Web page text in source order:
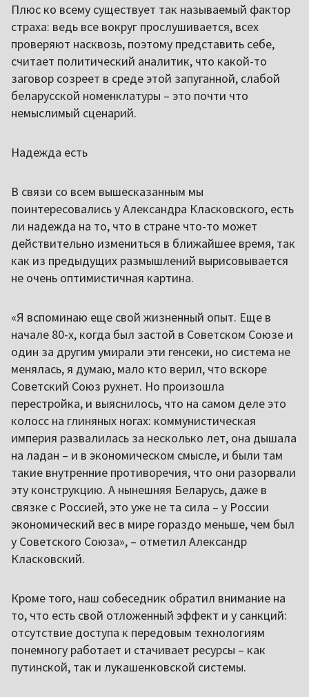
Плюс ко всему существует так называемый фактор
страха: ведь все вокруг прослушивается, всех
проверяют насквозь, поэтому представить себе,
считает политический аналитик, что какой-то
заговор созреет в среде этой запуганной, слабой
беларусской номенклатуры – это почти что
немыслимый сценарий.
Надежда есть
В связи со всем вышесказанным мы
поинтересовались у Александра Класковского, есть
ли надежда на то, что в стране что-то может
действительно измениться в ближайшее время, так
как из предыдущих размышлений вырисовывается
не очень оптимистичная картина.
«Я вспоминаю еще свой жизненный опыт. Еще в
начале 80-х, когда был застой в Советском Союзе и
один за другим умирали эти генсеки, но система не
менялась, я думаю, мало кто верил, что вскоре
Советский Союз рухнет. Но произошла
перестройка, и выяснилось, что на самом деле это
колосс на глиняных ногах: коммунистическая
империя развалилась за несколько лет, она дышала
на ладан – и в экономическом смысле, и были там
такие внутренние противоречия, что они разорвали
эту конструкцию. А нынешняя Беларусь, даже в
связке с Россией, это уже не та сила – у России
экономический вес в мире гораздо меньше, чем был
у Советского Союза», – отметил Александр
Класковский.
Кроме того, наш собеседник обратил внимание на
то, что есть свой отложенный эффект и у санкций:
отсутствие доступа к передовым технологиям
понемногу работает и стачивает ресурсы – как
путинской, так и лукашенковской системы.